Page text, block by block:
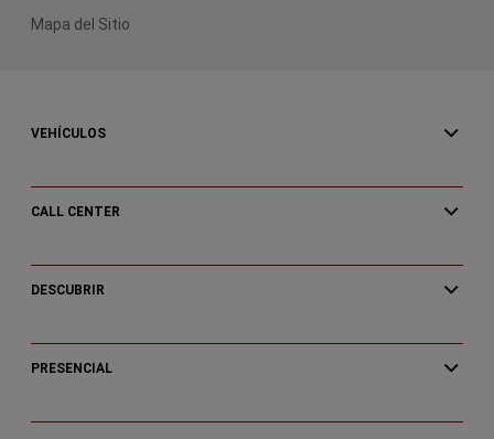
Mapa del Sitio
VEHÍCULOS
CALL CENTER
DESCUBRIR
PRESENCIAL